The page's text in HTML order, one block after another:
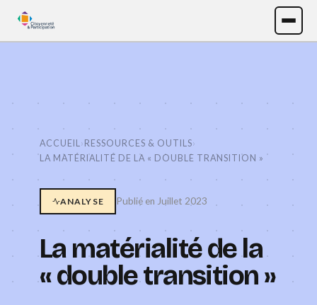
ACCUEIL› RESSOURCES & OUTILS›
LA MATÉRIALITÉ DE LA « DOUBLE TRANSITION »
ANALYSE Publié en Juillet 2023
La matérialité de la
« double transition »